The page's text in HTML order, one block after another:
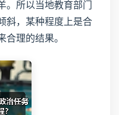
。所以当地教育部门
斜，某种程度上是合
理的结果。